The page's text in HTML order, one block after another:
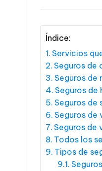
Índice:
Servicios
Seguros de
Seguros de
Seguros de
Seguros de
Seguros de
Seguros de
Todos los
Tipos de